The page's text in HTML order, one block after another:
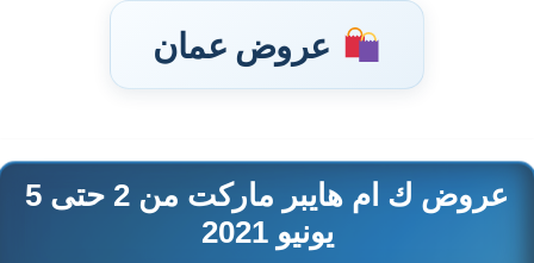
عروض عمان
تخطى
عروض ك ام هايبر ماركت من 2 حتى 5
يونيو 2021